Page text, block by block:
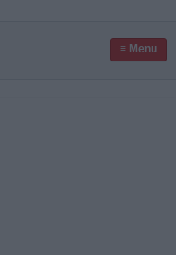
≡ Menu